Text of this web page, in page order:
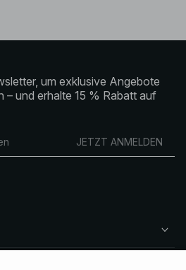
um exklusive Angebote
– und erhalte 15 % Rabatt auf
JETZT ANMELDEN